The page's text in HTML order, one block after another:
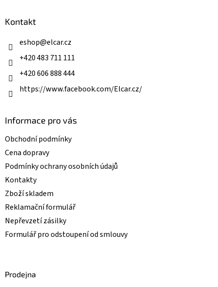
Kontakt
eshop@elcar.cz
+420 483 711 111
+420 606 888 444
https://www.facebook.com/Elcar.cz/
Informace pro vás
Obchodní podmínky
Cena dopravy
Podmínky ochrany osobních údajů
Kontakty
Zboží skladem
Reklamační formulář
Nepřevzetí zásilky
Formulář pro odstoupení od smlouvy
Prodejna